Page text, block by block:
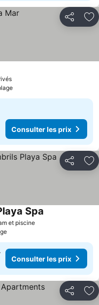
Partager
Consulter les prix
Consulter les prix
Partager
et piscineConsulter les
Spa
Consulter les prix
Partager